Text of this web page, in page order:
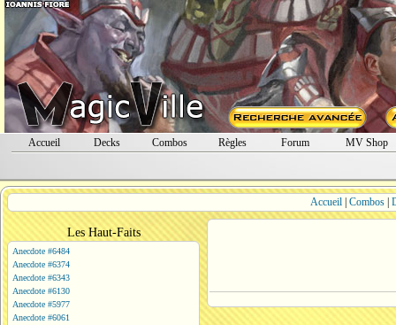
Accueil Decks Combos Règles Forum MV Shop
Accueil| Combos|
Les Haut-Faits
Anecdote #6484
Anecdote #6374
Anecdote #6343
Anecdote #6130
Anecdote #5977
Anecdote #6061